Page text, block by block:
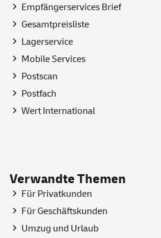
Empfängerservices Brief
Gesamtpreisliste
Lagerservice
MobileServices
Postscan
Postfach
Wert International
Verwandte Themen
Für Privatkunden
Für Geschäftskunden
Umzug und Urlaub